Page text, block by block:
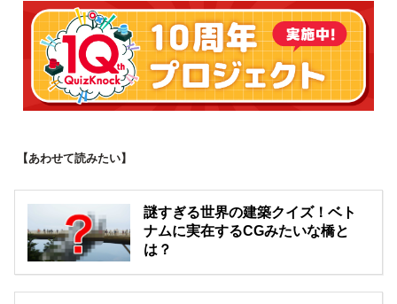
【あわせて読みたい】
謎すぎる世界の建築クイズ！ベト
ナムに実在するCGみたいな橋と
は？